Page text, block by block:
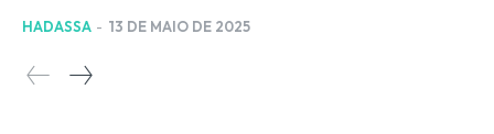
HADASSA - 13 DE MAIO DE 2025